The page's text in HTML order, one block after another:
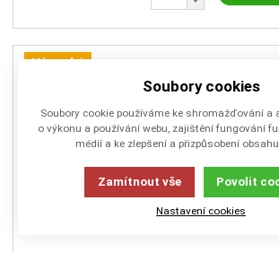
Výprodej
Soubory cookies
Soubory cookie používáme ke shromažďování a
o výkonu a používání webu, zajištění fungování
médií a ke zlepšení a přizpůsobení
Zamítnout vše Povolit
Nastavení cookies